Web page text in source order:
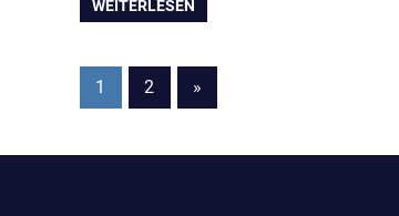
WEITERLESEN
Seitennummerierung
1 2
Nächste
Beiträge
»